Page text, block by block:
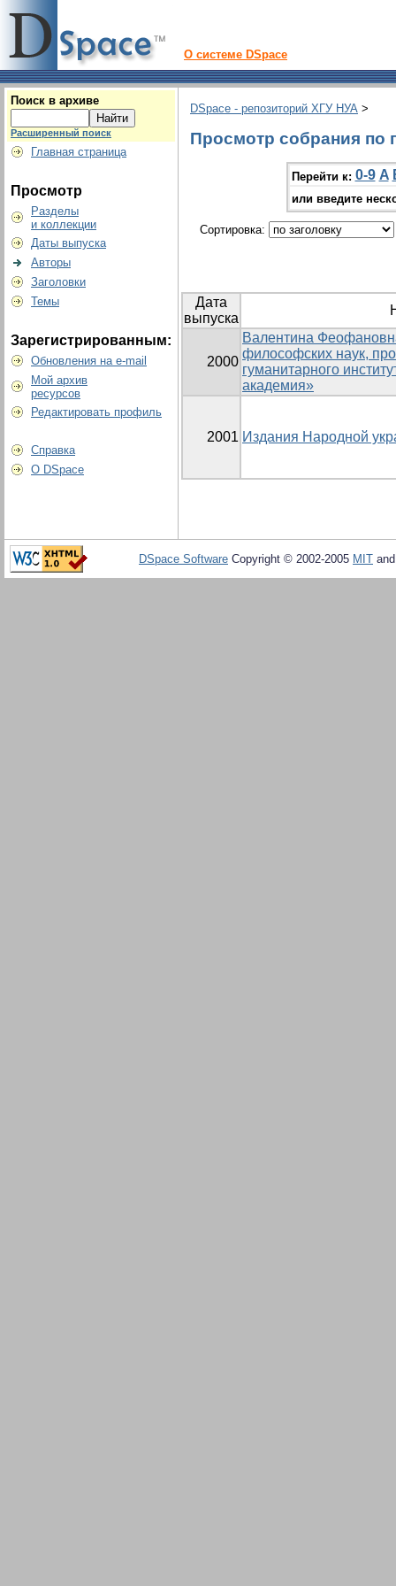
О системе DSpace
Поиск в архиве
Расширенный поиск
Главная страница
Просмотр
Разделы
и коллекции
Даты выпуска
Авторы
Заголовки
Темы
Зарегистрированным:
Обновления на e-mail
Мой архив
ресурсов
Редактировать профиль
Справка
О DSpace
DSpace - репозиторий ХГУ НУА >
Просмотр собрания по
Перейти к: 0-9 A
или введите
Сортировка:
Дата
выпуска
2000
Валентина
философских наук,
гуманитарного
академия»
2001 Издания Народной
DSpace Software Copyright © 2002-2005 MIT